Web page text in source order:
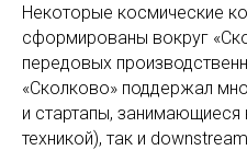
Некоторые космические
сформированы вокруг
передовых
«Сколково» поддержал
и стартапы,
техникой), так и